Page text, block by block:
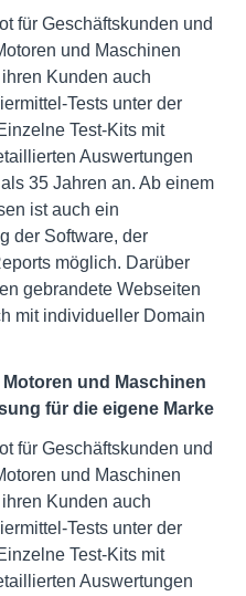
für Geschäftskunden und
und Maschinen
Kunden auch
Tests unter der
Test-Kits mit
Auswertungen
35 Jahren an. Ab einem
ist auch ein
der Software, der
möglich. Darüber
gebrandete Webseiten
mit individueller Domain
und Maschinen
für die eigene Marke
für Geschäftskunden und
und Maschinen
Kunden auch
Tests unter der
Test-Kits mit
Auswertungen